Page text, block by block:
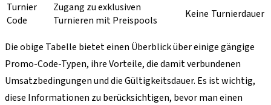
Turnier
Code
Zugang zu exklusiven
Turnieren mit Preispools
Keine Turnierdauer
Die obige Tabelle bietet einen Überblick über einige gängige
Promo-Code-Typen, ihre Vorteile, die damit verbundenen
Umsatzbedingungen und die Gültigkeitsdauer. Es ist wichtig,
diese Informationen zu berücksichtigen, bevor man einen